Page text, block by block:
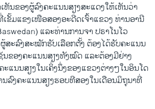
ນຂອງຜູ້ລົງຄະແນນສຽງສະແດງໃຫ້ເຫັນວ່າ
ຂັ້ມແຂງເໜືອສອງອະດີດເຈົ້າແຂວງ ທ່ານອານີ
ແລະທ່ານການຈາ ປຣາໂນໂວ
ຜູ້​ສະ​ລົງສະໝັກ​ຮັບ​ເລືອກ​ຕັ້ງ ​ຕ້ອງ​ໄດ້​ຮັບ​ຄະ​ແນນ​
ນຂອງ​ຄະ​ແນນ​ສຽງ​ທັງ​ໝົດ ແລະ​ຕ້ອງມີຢ່າງ​
ແນນ​ສຽງ​ໃນ​ເຄິ່ງ​ນຶ່ງ​ຂອງ​ແຂວງຕ່າງໆ​ໃນ​ອິນ​ໂດ​
ນ​ລົງ​ຄະ​ແນນ​ສຽງ​ຮອບ​ທີ​ສອງ​ໃນ​ເດືອນ​ມິ​ຖຸ​ນາທີ່